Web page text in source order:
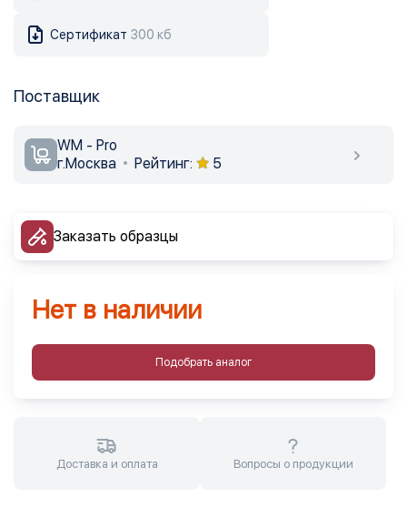
Сертификат 300 кб
Поставщик
WM - Pro
г.Москва
Рейтинг: 5
Заказать образцы
Нет в наличии
Подобрать аналог
Доставка и оплата Вопросы о продукции